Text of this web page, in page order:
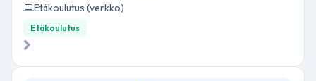
Etäkoulutus (verkko)
Etäkoulutus